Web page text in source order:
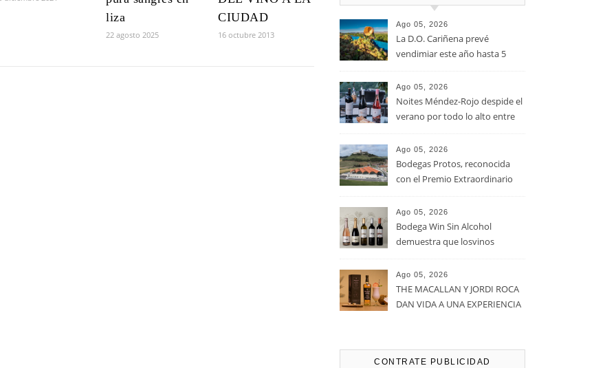
liza
22 agosto 2025
CIUDAD
16 octubre 2013
Ago 05, 2026
La D.O. Cariñena prevé
vendimiar este año hasta 5
que en 2025
Ago 05, 2026
Noites Méndez-Rojo despide el
verano por todo lo alto entre
Ago 05, 2026
Bodegas Protos, reconocida
con el Premio Extraordinario
casi un siglo de excelencia
vitivinícola
Ago 05, 2026
Bodega Win Sin Alcohol
demuestra que losvinos
calidadcomienzan a diseñarse
en el viñedo
Ago 05, 2026
THE MACALLAN Y JORDI ROCA
DAN VIDA A UNA EXPERIENCIA
HARMONY COLLECTION
CONTRATE PUBLICIDAD